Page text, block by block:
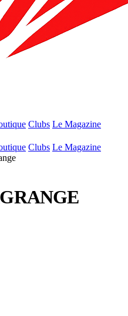
Clubs Le Magazine
Clubs Le Magazine